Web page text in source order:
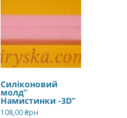
Силіконовий
молд”
Намистинки -3D”
108,00₴рн